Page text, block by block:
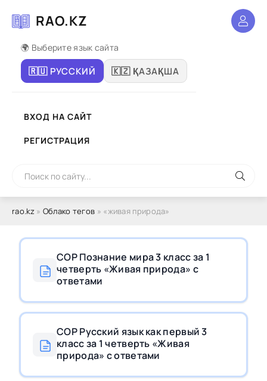
RAO.KZ
🌍 Выберите язык сайта
🇷🇺 РУССКИЙ 🇰🇿 ҚАЗАҚША
ВХОД НА САЙТ
РЕГИСТРАЦИЯ
rao.kz» Облако тегов » «живая природа»
СОР Познание мира 3 класс за 1
четверть «Живая природа» с
ответами
СОР Русский язык как первый 3
класс за 1 четверть «Живая
природа» с ответами